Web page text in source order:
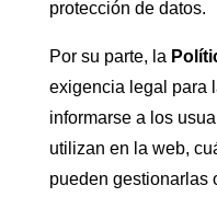
protección de datos.
Por su parte, la
exigencia legal para
informarse a los
utilizan en la web,
pueden gestionarlas